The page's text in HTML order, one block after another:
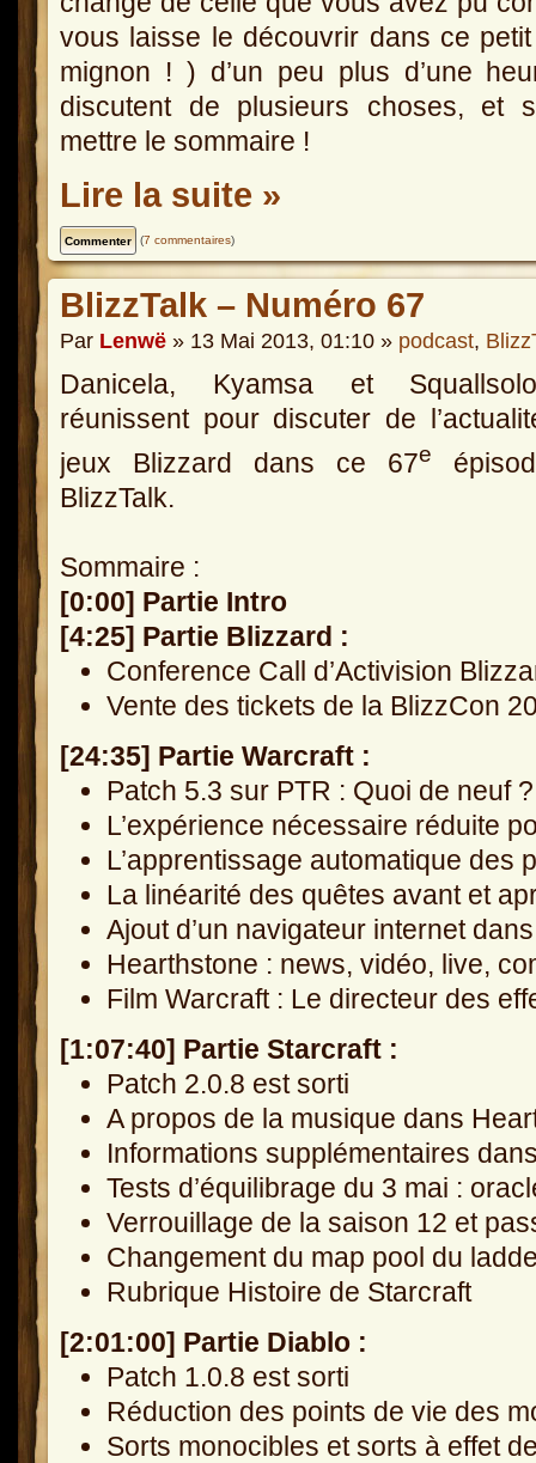
vous laisse le découvrir dans ce
mignon ! ) d’un peu plus d’une
discutent de plusieurs choses, et
mettre le sommaire !
Lire la suite »
(7 commentaires)
BlizzTalk – Numéro 67
Par Lenwë » 13 Mai 2013, 01:10 » podcast,
Danicela, Kyamsa et
réunissent pour discuter de
jeux Blizzard dans ce 67e
BlizzTalk.
Sommaire :
[0:00] Partie Intro
[4:25] Partie Blizzard :
Conference Call d’Activision
Vente des tickets de la BlizzCon
[24:35] Partie Warcraft :
Patch 5.3 sur PTR : Quoi de neuf ?
L’expérience nécessaire réduite
L’apprentissage automatique des
La linéarité des quêtes avant et
Ajout d’un navigateur internet
Hearthstone : news, vidéo, live,
Film Warcraft : Le directeur des
[1:07:40] Partie Starcraft :
Patch 2.0.8 est sorti
A propos de la musique dans
Informations supplémentaires
Tests d’équilibrage du 3 mai :
Verrouillage de la saison 12 et
Changement du map pool du
Rubrique Histoire de Starcraft
[2:01:00] Partie Diablo :
Patch 1.0.8 est sorti
Réduction des points de vie des
Sorts monocibles et sorts à effet